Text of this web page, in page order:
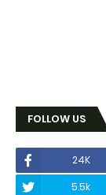
FOLLOW US
24K
5.5k